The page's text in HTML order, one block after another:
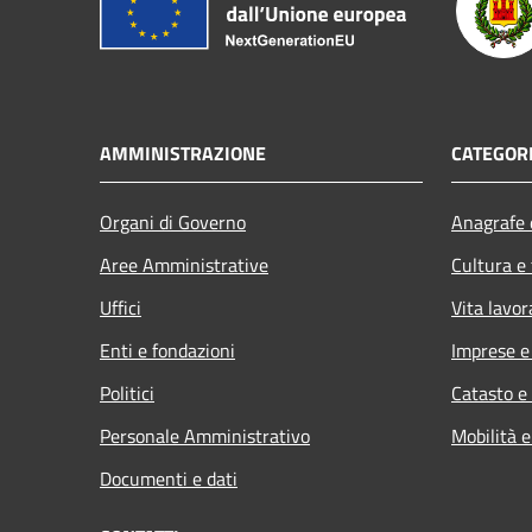
AMMINISTRAZIONE
Organi di Governo
Aree Amministrative
Uffici
Enti e fondazioni
Politici
Personale Amministrativo
Documenti e dati
Cultura
Vita
Imprese
Catasto
Mobilità